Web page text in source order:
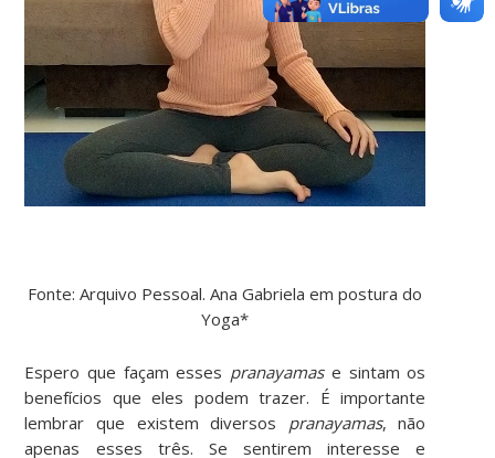
Fonte: Arquivo Pessoal. Ana Gabriela em postura do
Yoga*
Espero que façam esses pranayamase sintam os
benefícios que eles podem trazer. É importante
lembrar que existem diversos pranayamas, não
apenas esses três. Se sentirem interesse e